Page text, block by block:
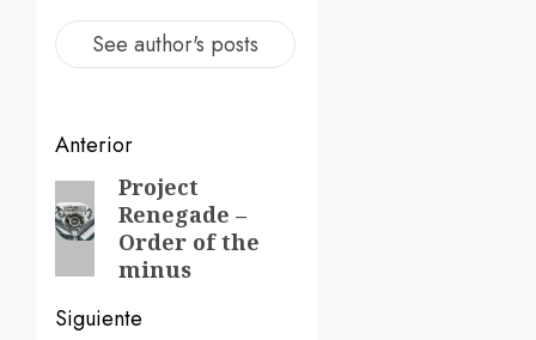
See author's posts
Navegación
de
entradas
Anterior
Entrada
anterior:
Project
Renegade –
Order of the
minus
Siguiente